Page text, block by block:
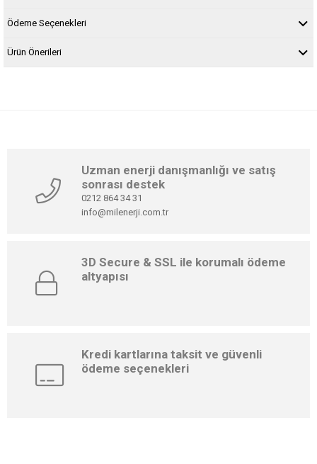
Ödeme Seçenekleri
Ürün Önerileri
Uzman enerji danışmanlığı ve satış
sonrası destek
0212 864 34 31
info@milenerji.com.tr
3D Secure & SSL ile korumalı ödeme
altyapısı
Kredi kartlarına taksit ve güvenli
ödeme seçenekleri